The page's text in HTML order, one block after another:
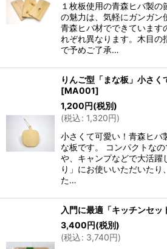
１枚板使用の青森ヒバ製の
の魅力は、気軽にガンガン
青森ヒバ材でできています
れぞれ異なります。木目の
で予めご了承…
りんご型「まな板」小さ
[MA001]
1,200円(税別)
(税込: 1,320円)
小さくて可愛い！青森ヒバ
な板です。 コンパクトな
や、キャンプなどで大活躍
り」にお使いいただいたり
た…
入門に最適「キッチンセッ
3,400円(税別)
(税込: 3,740円)